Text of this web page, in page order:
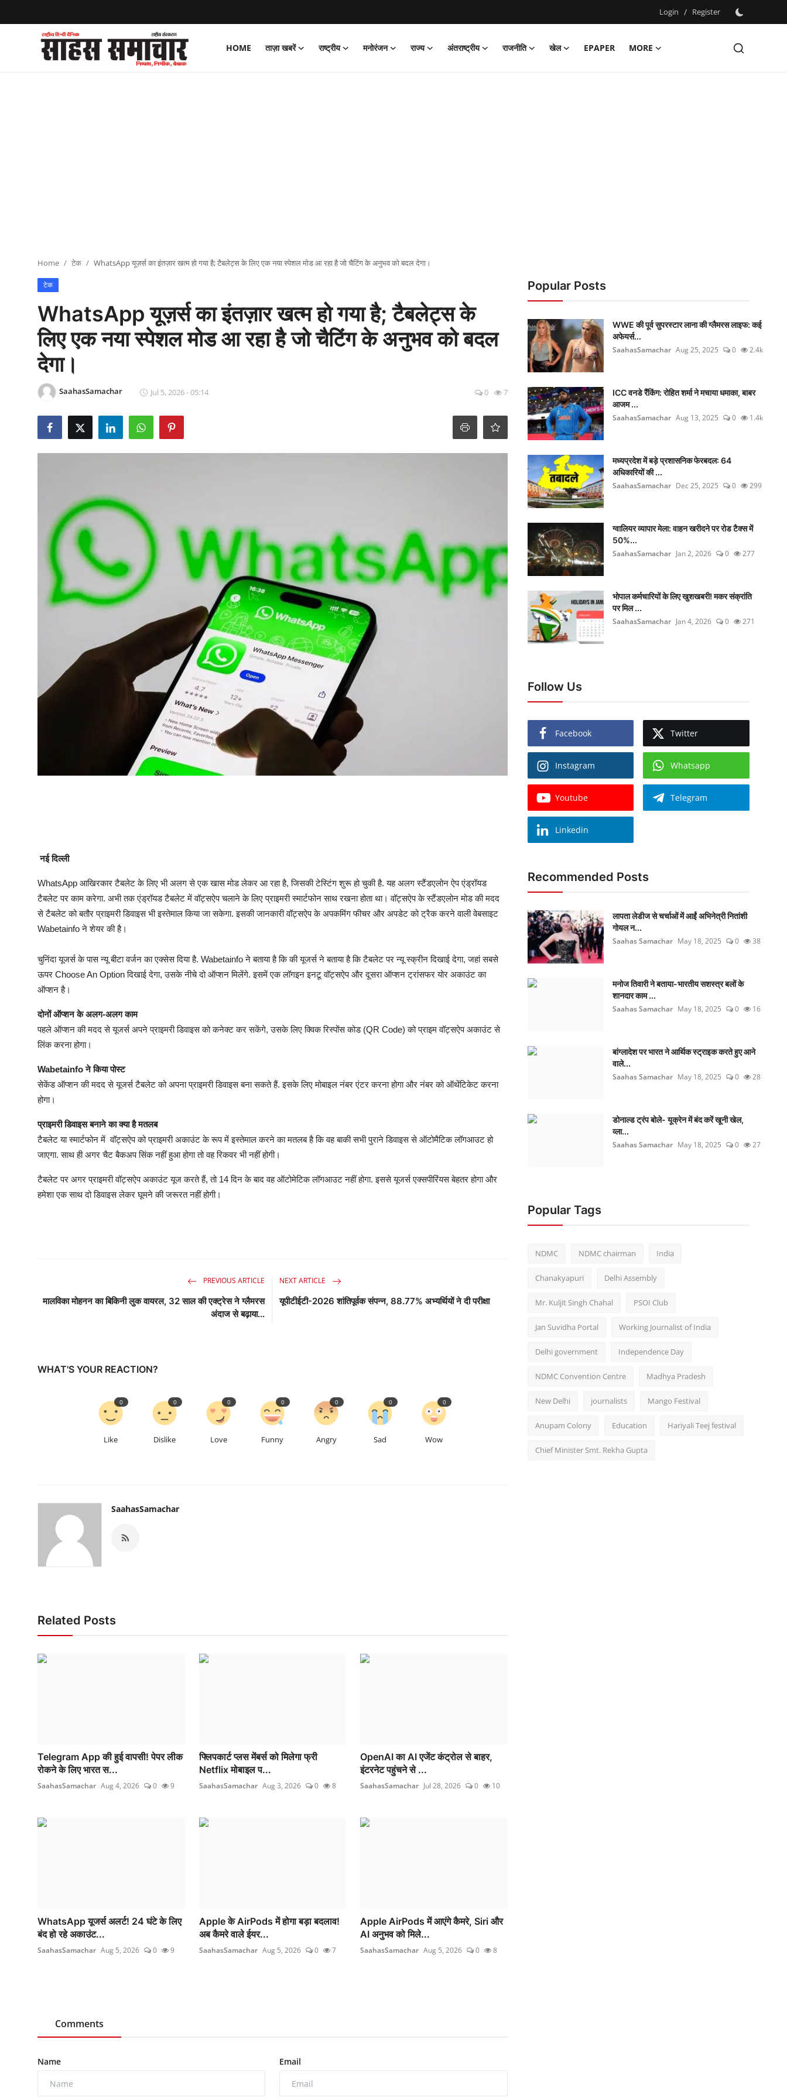
Login / Register
HOME ताज़ा खबरें राष्ट्रीय मनोरंजन राज्य अंतराष्ट्रीय राजनीति खेल EPAPER
MORE
Register
Epaper
लाइफस्टाइल
Home टेक WhatsApp यूज़र्स का इंतज़ार खत्म हो गया है; टैबलेट्स के लिए एक नया स्पेशल मोड आ रहा है जो चैटिंग के अनुभव को बदल देगा।
टेक
WhatsApp यूज़र्स का इंतज़ार खत्म हो गया है; टैबलेट्स के
लिए एक नया स्पेशल मोड आ रहा है जो चैटिंग के अनुभव को बदल
देगा।
SaahasSamachar Jul 5, 2026 - 05:14 0 7
नई दिल्ली
WhatsApp आखिरकार टैबलेट के लिए भी अलग से एक खास मोड लेकर आ रहा है, जिसकी टेस्टिंग शुरू हो चुकी है. यह अलग स्टैंडएलोन ऐप एंड्रॉयड
टैबलेट पर काम करेगा. अभी तक एंड्रॉयड टैबलेट में वॉट्सऐप चलाने के लिए प्राइमरी स्मार्टफोन साथ रखना होता था। वॉट्सऐप के स्टैंडएलोन मोड की मदद
से टैबलेट को बतौर प्राइमरी डिवाइस भी इस्तेमाल किया जा सकेगा. इसकी जानकारी वॉट्सऐप के अपकमिंग फीचर और अपडेट को ट्रैक करने वाली वेबसाइट
Wabetainfo ने शेयर की है।
चुनिंदा यूजर्स के पास न्यू बीटा वर्जन का एक्सेस दिया है. Wabetainfo ने बताया है कि की यूजर्स ने बताया है कि टैबलेट पर न्यू स्क्रीन दिखाई देगा, जहां सबसे
ऊपर Choose An Option दिखाई देगा, उसके नीचे दो ऑप्शन मिलेंगे. इसमें एक लॉगइन इनटू वॉट्सऐप और दूसरा ऑप्शन ट्रांसफर योर अकाउंट का
ऑप्शन है।
दोनों ऑप्शन के अलग-अलग काम
पहले ऑप्शन की मदद से यूजर्स अपने प्राइमरी डिवाइस को कनेक्ट कर सकेंगे, उसके लिए क्विक रिस्पोंस कोड (QR Code) को प्राइम वॉट्सऐप अकाउंट से
लिंक करना होगा।
Wabetainfo ने किया पोस्ट
सेकेंड ऑप्शन की मदद से यूजर्स टैबलेट को अपना प्राइमरी डिवाइस बना सकते हैं. इसके लिए मोबाइल नंबर एंटर करना होगा और नंबर को ऑथेंटिकेट करना
होगा।
प्राइमरी डिवाइस बनाने का क्या है मतलब
टैबलेट या स्मार्टफोन में वॉट्सऐप को प्राइमरी अकाउंट के रूप में इस्तेमाल करने का मतलब है कि वह बाकी सभी पुराने डिवाइस से ऑटोमैटिक लॉगआउट हो
जाएगा. साथ ही अगर चैट बैकअप सिंक नहीं हुआ होगा तो वह रिकवर भी नहीं होगी।
टैबलेट पर अगर प्राइमरी वॉट्सऐप अकाउंट यूज करते हैं, तो 14 दिन के बाद वह ऑटोमेटिक लॉगआउट नहीं होगा. इससे यूजर्स एक्सपीरिंयस बेहतर होगा और
हमेशा एक साथ दो डिवाइस लेकर घूमने की जरूरत नहीं होगी।
PREVIOUS ARTICLE
मालविका मोहनन का बिकिनी लुक वायरल, 32 साल की एक्ट्रेस ने ग्लैमरस
अंदाज से बढ़ाया...
NEXT ARTICLE
यूपीटीईटी-2026 शांतिपूर्वक संपन्न, 88.77% अभ्यर्थियों ने दी परीक्षा
WHAT'S YOUR REACTION?
Like
0
Dislike
0
Love
0
Funny
0
Angry
0
Sad
0
Wow
0
SaahasSamachar
Related Posts
Telegram App की हुई वापसी! पेपर लीक
रोकने के लिए भारत स...
SaahasSamachar Aug 4, 2026 0 9
फ्लिपकार्ट प्लस मेंबर्स को मिलेगा फ्री
Netflix मोबाइल प...
SaahasSamachar Aug 3, 2026 0 8
OpenAI का AI एजेंट कंट्रोल से बाहर,
इंटरनेट पहुंचने से ...
SaahasSamachar Jul 28, 2026 0 10
WhatsApp यूजर्स अलर्ट! 24 घंटे के लिए
बंद हो रहे अकाउंट...
SaahasSamachar Aug 5, 2026 0 9
Apple के AirPods में होगा बड़ा बदलाव!
अब कैमरे वाले ईयर...
SaahasSamachar Aug 5, 2026 0 7
Apple AirPods में आएंगे कैमरे, Siri और
AI अनुभव को मिले...
SaahasSamachar Aug 5, 2026 0 8
Comments
Name Email
Popular Posts
WWE की पूर्व सुपरस्टार लाना की ग्लैमरस लाइफ: कई
अफेयर्स...
SaahasSamachar Aug 25, 2025 0 2.4k
ICC वनडे रैंकिंग: रोहित शर्मा ने मचाया धमाका, बाबर
आजम ...
SaahasSamachar Aug 13, 2025 0 1.4k
मध्यप्रदेश में बड़े प्रशासनिक फेरबदल: 64
अधिकारियों की ...
SaahasSamachar Dec 25, 2025 0 299
ग्वालियर व्यापार मेला: वाहन खरीदने पर रोड टैक्स में
50%...
SaahasSamachar Jan 2, 2026 0 277
भोपाल कर्मचारियों के लिए खुशखबरी! मकर संक्रांति
पर मिल ...
SaahasSamachar Jan 4, 2026 0 271
Follow Us
Facebook Twitter
Instagram Whatsapp
Youtube Telegram
Linkedin
Recommended Posts
लापता लेडीज से चर्चाओं में आईं अभिनेत्री नितांशी
गोयल न...
Saahas Samachar May 18, 2025 0 38
मनोज तिवारी ने बताया-भारतीय सशस्त्र बलों के
शानदार काम ...
Saahas Samachar May 18, 2025 0 16
बांग्लादेश पर भारत ने आर्थिक स्ट्राइक करते हुए आने
वाले...
Saahas Samachar May 18, 2025 0 28
डोनाल्ड ट्रंप बोले- यूक्रेन में बंद करें खूनी खेल,
व्ला...
Saahas Samachar May 18, 2025 0 27
Popular Tags
NDMC NDMC chairman India
Chanakyapuri Delhi Assembly
Mr. Kuljit Singh Chahal PSOI Club
Jan Suvidha Portal Working Journalist of India
Delhi government Independence Day
NDMC Convention Centre Madhya Pradesh
New Delhi journalists Mango Festival
Anupam Colony Education Hariyali Teej festival
Chief Minister Smt. Rekha Gupta